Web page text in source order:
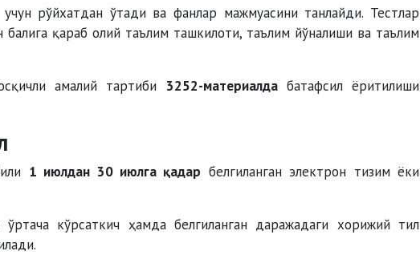
рўйхатдан ўтади ва фанлар мажмуасини танлайди. Тестлар
балига қараб олий таълим ташкилоти, таълим йўналиши ва таълим
амалий тартиби 3252-материалдабатафсил ёритилиши
1 июлдан 30 июлга қадар белгиланган электрон тизим ёки
ўртача кўрсаткич ҳамда белгиланган даражадаги хорижий тил